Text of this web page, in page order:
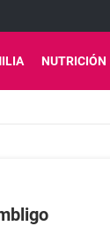
NUTRICIÓN